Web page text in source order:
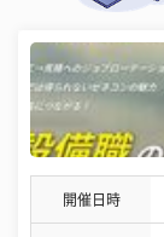
開催日時